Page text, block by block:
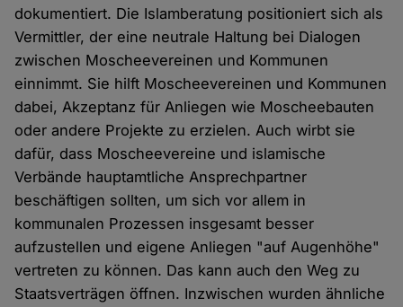
dokumentiert. Die Islamberatung positioniert sich als
Vermittler, der eine neutrale Haltung bei Dialogen
zwischen Moscheevereinen und Kommunen
einnimmt. Sie hilft Moscheevereinen und Kommunen
dabei, Akzeptanz für Anliegen wie Moscheebauten
oder andere Projekte zu erzielen. Auch wirbt sie
dafür, dass Moscheevereine und islamische
Verbände hauptamtliche Ansprechpartner
beschäftigen sollten, um sich vor allem in
kommunalen Prozessen insgesamt besser
aufzustellen und eigene Anliegen "auf Augenhöhe"
vertreten zu können. Das kann auch den Weg zu
Staatsverträgen öffnen. Inzwischen wurden ähnliche